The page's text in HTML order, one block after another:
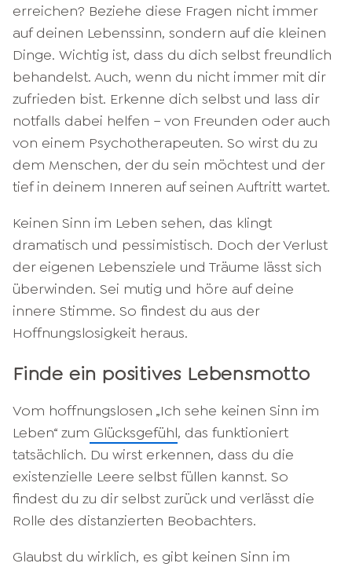
erreichen? Beziehe diese Fragen nicht immer
auf deinen Lebenssinn, sondern auf die kleinen
Dinge. Wichtig ist, dass du dich selbst freundlich
behandelst. Auch, wenn du nicht immer mit dir
zufrieden bist. Erkenne dich selbst und lass dir
notfalls dabei helfen – von Freunden oder auch
von einem Psychotherapeuten. So wirst du zu
dem Menschen, der du sein möchtest und der
tief in deinem Inneren auf seinen Auftritt wartet.
Keinen Sinn im Leben sehen, das klingt
dramatisch und pessimistisch. Doch der Verlust
der eigenen Lebensziele und Träume lässt sich
überwinden. Sei mutig und höre auf deine
innere Stimme. So findest du aus der
Hoffnungslosigkeit heraus.
Finde ein positives Lebensmotto
Vom hoffnungslosen „Ich sehe keinen Sinn im
Leben“ zum Glücksgefühl, das funktioniert
tatsächlich. Du wirst erkennen, dass du die
existenzielle Leere selbst füllen kannst. So
findest du zu dir selbst zurück und verlässt die
Rolle des distanzierten Beobachters.
Glaubst du wirklich, es gibt keinen Sinn im